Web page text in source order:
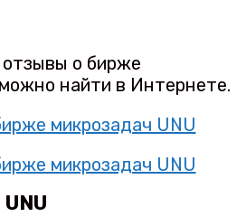
о бирже
найти в Интернете.